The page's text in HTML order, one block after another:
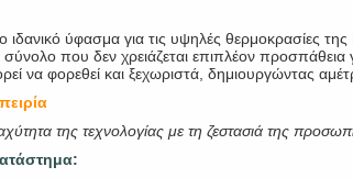
ιδανικό ύφασμα για τις υψηλές θερμοκρασίες της
που δεν χρειάζεται επιπλέον προσπάθεια
να φορεθεί και ξεχωριστά, δημιουργώντας
της τεχνολογίας με τη ζεστασιά της